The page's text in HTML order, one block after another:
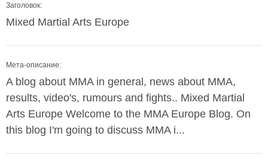
Заголовок:
Mixed Martial Arts Europe
Мета-описание:
A blog about MMA in general, news about MMA,
results, video's, rumours and fights.. Mixed Martial
Arts Europe Welcome to the MMA Europe Blog. On
this blog I'm going to discuss MMA i...